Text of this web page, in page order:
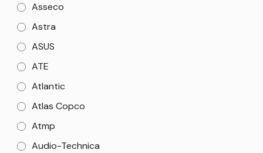
Asseco
Astra
ASUS
ATE
Atlantic
Atlas Copco
Atmp
Audio-Technica